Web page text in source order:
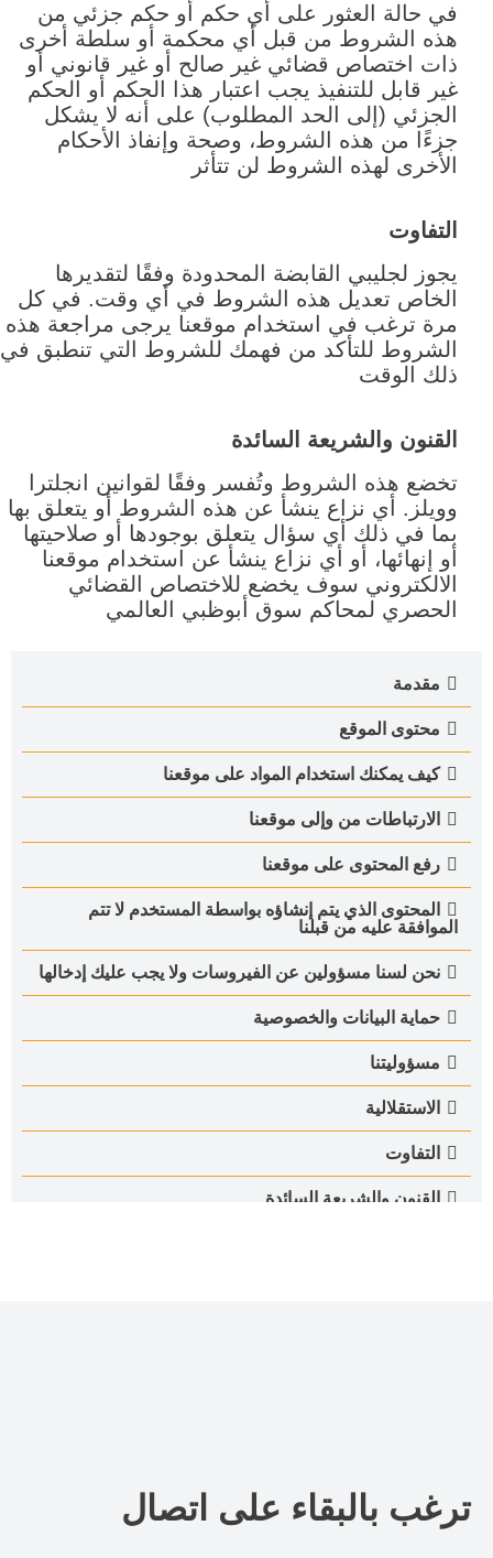
في حالة العثور على أي حكم أو حكم جزئي من
هذه الشروط من قبل أي محكمة أو سلطة أخرى
ذات اختصاص قضائي غير صالح أو غير قانوني أو
غير قابل للتنفيذ يجب اعتبار هذا الحكم أو الحكم
الجزئي (إلى الحد المطلوب) على أنه لا يشكل
جزءًا من هذه الشروط، وصحة وإنفاذ الأحكام
الأخرى لهذه الشروط لن تتأثر
التفاوت
يجوز لجليبي القابضة المحدودة وفقًا لتقديرها
الخاص تعديل هذه الشروط في أي وقت. في كل
مرة ترغب في استخدام موقعنا يرجى مراجعة هذه
الشروط للتأكد من فهمك للشروط التي تنطبق في
ذلك الوقت
القنون والشريعة السائدة
تخضع هذه الشروط وتُفسر وفقًا لقوانين انجلترا
وويلز. أي نزاع ينشأ عن هذه الشروط أو يتعلق بها
بما في ذلك أي سؤال يتعلق بوجودها أو صلاحيتها
أو إنهائها، أو أي نزاع ينشأ عن استخدام موقعنا
الالكتروني سوف يخضع للاختصاص القضائي
الحصري لمحاكم سوق أبوظبي العالمي
مقدمة
محتوى الموقع
كيف يمكنك استخدام المواد على موقعنا
الارتباطات من وإلى موقعنا
رفع المحتوى على موقعنا
المحتوى الذي يتم إنشاؤه بواسطة المستخدم لا تتم
الموافقة عليه من قبلنا
نحن لسنا مسؤولين عن الفيروسات ولا يجب عليك إدخالها
حماية البيانات والخصوصية
مسؤوليتنا
الاستقلالية
التفاوت
القنون والشريعة السائدة
ترغب بالبقاء على اتصال